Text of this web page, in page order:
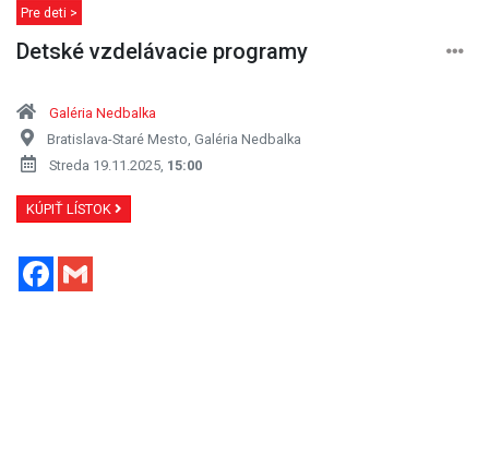
Pre deti >
Detské vzdelávacie programy
Galéria Nedbalka
Bratislava-Staré Mesto, Galéria Nedbalka
Streda 19.11.2025, 15:00
KÚPIŤ LÍSTOK
Facebook